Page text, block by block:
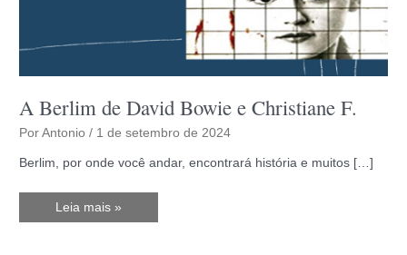
A Berlim de David Bowie e Christiane F.
PorAntonio/ 1 de setembro de 2024
Berlim, por onde você andar, encontrará história e muitos […]
ALeia mais »